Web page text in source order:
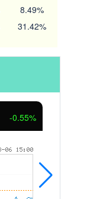
8.49%
31.42%
-0.55%